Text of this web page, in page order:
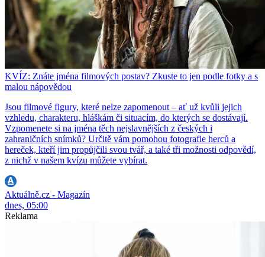
KVÍZ: Znáte jména filmových postav? Zkuste to jen podle fotky a s
malou nápovědou
Jsou filmové figury, které nelze zapomenout – ať už kvůli jejich
vzhledu, charakteru, hláškám či situacím, do kterých se dostávají.
Vzpomenete si na jména těch nejslavnějších z českých i
zahraničních snímků? Určitě vám pomohou fotografie herců a
hereček, kteří jim propůjčili svou tvář, a také tři možnosti odpovědí,
z nichž v našem kvízu můžete vybírat.
Aktuálně.cz - Magazín
dnes, 05:00
Reklama